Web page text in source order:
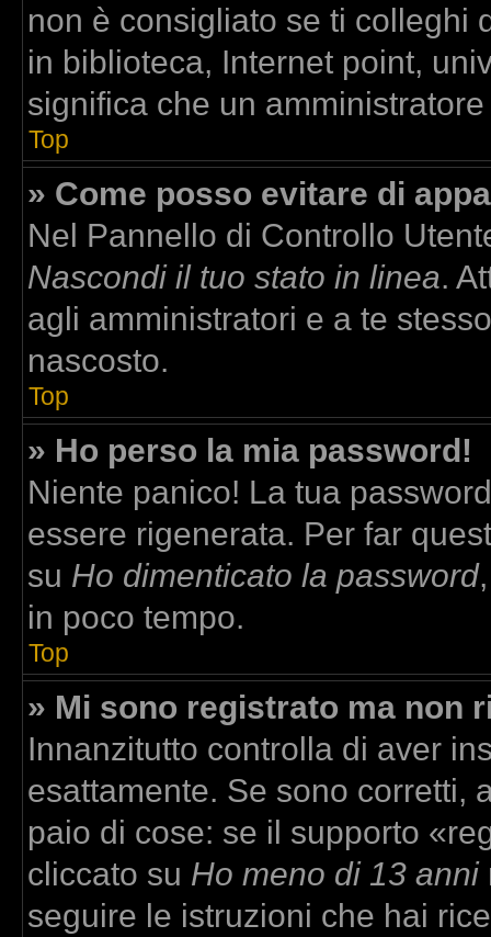
non è consigliato se ti colleghi
in biblioteca, Internet point,
significa che un
Top
» Come posso evitare di
Nel Pannello di Controllo
Nascondi il tuo stato in linea.
agli amministratori e a te
nascosto.
Top
» Ho perso la mia password!
Niente panico! La tua
essere rigenerata. Per far
su Ho dimenticato la password
in poco tempo.
Top
» Mi sono registrato ma non
Innanzitutto controlla di aver
esattamente. Se sono corretti,
paio di cose: se il supporto
cliccato su Ho meno di 13 anni
seguire le istruzioni che hai